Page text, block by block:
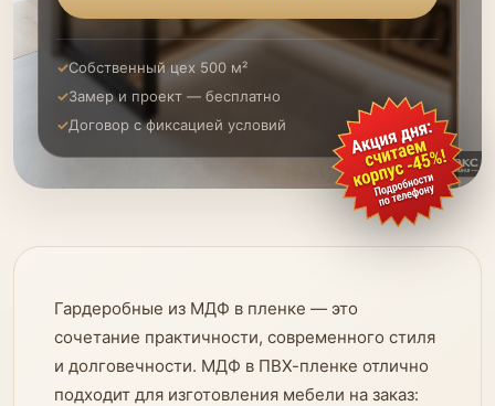
Собственный цех 500 м²
Замер и проект — бесплатно
Договор с фиксацией условий
Гардеробные из МДФ в пленке — это
сочетание практичности, современного стиля
и долговечности. МДФ в ПВХ-пленке отлично
подходит для изготовления мебели на заказ: